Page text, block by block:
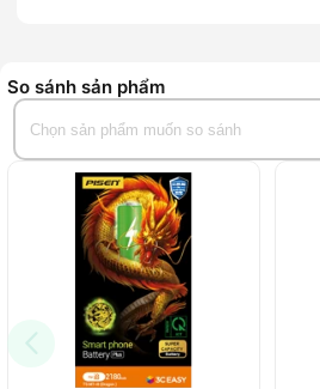
Tiếp theo, sử dụng điện thoại cạn
sạc của pin cho đến khi điện thoại
Cuối cùng, sạc đầy lại 100% pin một
Sau các bước này, pin của bạn sẽ
toàn và sẽ hoạt động tối ưu bất kể
So sánh sản phẩm